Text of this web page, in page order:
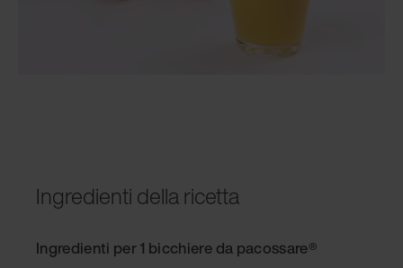
Ingredienti della ricetta
Ingredienti per 1 bicchiere da pacossare®